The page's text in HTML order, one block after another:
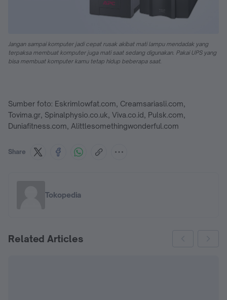
Jangan sampai komputer jadi cepat rusak akibat mati lampu mendadak yang
terpaksa membuat komputer juga mati saat sedang digunakan. Pakai UPS yang
bisa membuat komputer kamu tetap hidup beberapa saat.
Sumber foto: Eskrimlowfat.com, Creamsariasli.com,
Tovima.gr, Spinalphysio.co.uk, Viva.co.id, Pulsk.com,
Duniafitness.com, Alittlesomethingwonderful.com
Share
Tokopedia
Related Articles